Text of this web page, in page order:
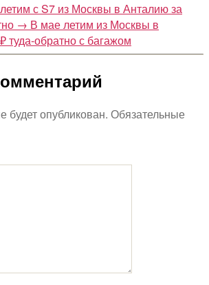
с S7 из Москвы в Анталию за
→ В мае летим из Москвы в
туда-обратно с багажом
будет опубликован. Обязательные